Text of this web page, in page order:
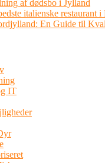
af dødsbo i Jylland
italienske restaurant i
En Guide til
IT